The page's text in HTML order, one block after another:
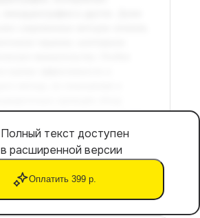
Полный текст доступен
в расширенной версии
Оплатить 399 р.